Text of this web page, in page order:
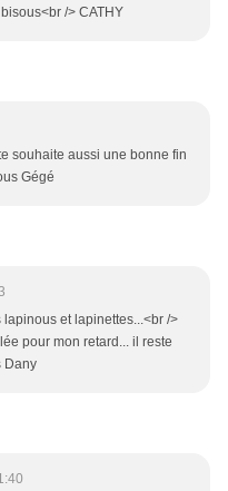
/> CATHY
souhaite aussi une bonne fin
Gégé
et lapinettes...<br />
pour mon retard... il reste
Dany